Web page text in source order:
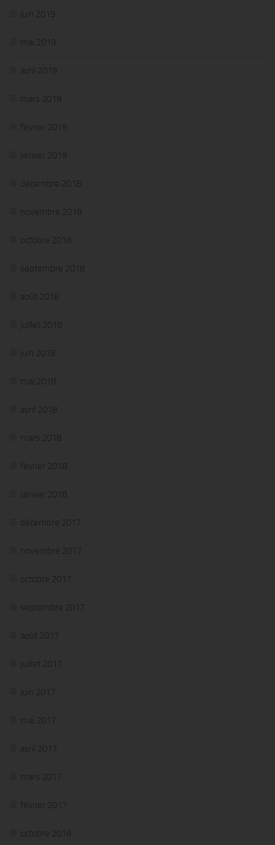
juin 2019
mai 2019
avril 2019
mars 2019
février 2019
janvier 2019
décembre 2018
novembre 2018
octobre 2018
septembre 2018
août 2018
juillet 2018
juin 2018
mai 2018
avril 2018
mars 2018
février 2018
janvier 2018
décembre 2017
novembre 2017
octobre 2017
septembre 2017
août 2017
juillet 2017
juin 2017
mai 2017
avril 2017
mars 2017
février 2017
octobre 2016